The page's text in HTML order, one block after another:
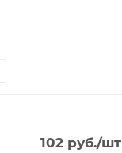
102руб./шт